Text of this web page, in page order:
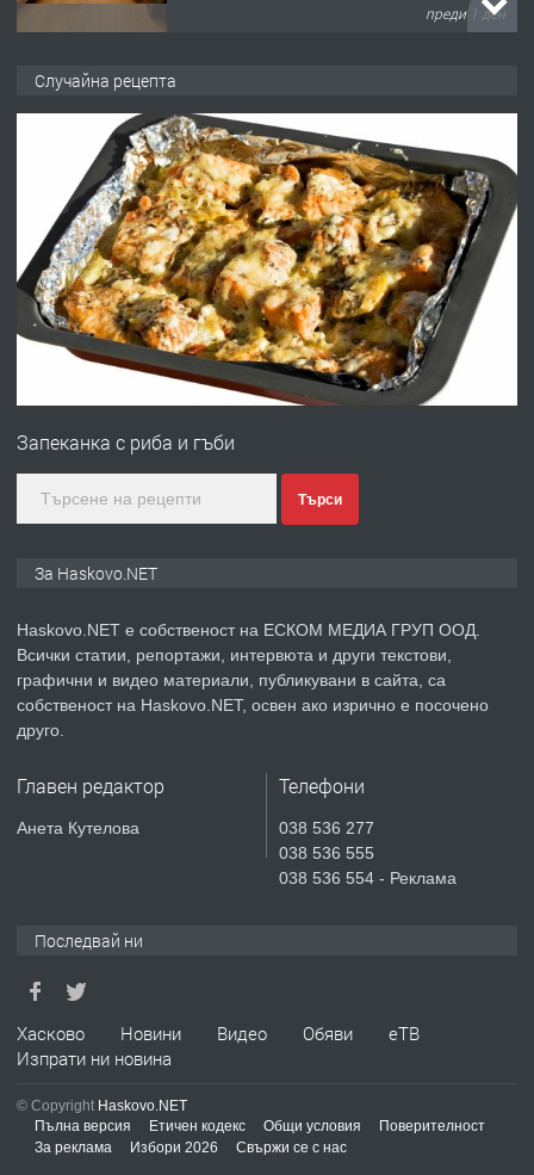
преди 1 ден
АПАРТАМЕНТ В ЦЕНТЪРА НА ГР.
ХАСКОВО
преди 2 дни
ПРЕДЛАГА Давам гараж под наем
преди 2 дни
№4120 Магазин/Офис под наем в кв.
градската градина!
преди 3 дни
ПРЕДЛАГА
Продавам парцел в гр. Хасково кв.
СГЛОБЯВАНЕ НА МЕБЕЛИ.
ПРЕДЛАГА
№4119 Едностаен обзаведен
Случайна рецепта
Запеканка с риба и гъби
Търси
За Haskovo.NET
Haskovo.NET е собственост на ЕСКОМ МЕДИА ГРУП ООД.
Всички статии, репортажи, интервюта и други текстови,
графични и видео материали, публикувани в сайта, са
собственост на Haskovo.NET, освен ако изрично е посочено
друго.
Главен редактор
Анета Кутелова
Телефони
038 536 277
038 536 555
038 536 554 - Реклама
Последвай ни
Хасково Новини Видео Обяви
еТВ
Изпрати ни новина
© Copyright Haskovo.NET
Пълна версия
Етичен кодекс Общи условия
Поверителност
За реклама
Избори 2026 Свържи се с нас